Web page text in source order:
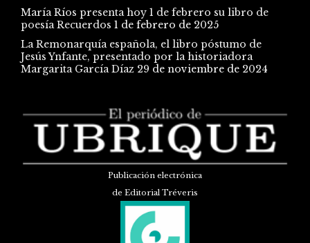
María Ríos presenta hoy 1 de febrero su libro de
poesía Recuerdos 1 de febrero de 2025
La Remonarquía española, el libro póstumo de
Jesús Ynfante, presentado por la historiadora
Margarita García Díaz 29 de noviembre de 2024
Publicación electrónica
de Editorial Tréveris